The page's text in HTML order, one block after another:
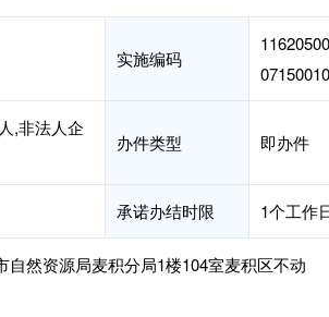
实施编码
,非法人企
办件类型 即办件
承诺办结时限 1个工作
然资源局麦积分局1楼104室麦积区不动